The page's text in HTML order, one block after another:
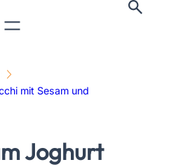
mit Sesam und
Joghurt